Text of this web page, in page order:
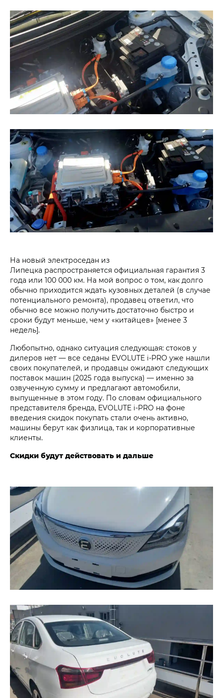
На новый электроседан из
Липецка распространяется официальная гарантия 3
года или 100 000 км. На мой вопрос о том, как долго
обычно приходится ждать кузовных деталей (в случае
потенциального ремонта), продавец ответил, что
обычно все можно получить достаточно быстро и
сроки будут меньше, чем у «китайцев» [менее 3
недель].
Любопытно, однако ситуация следующая: стоков у
дилеров нет — все седаны EVOLUTE i‑PRO уже нашли
своих покупателей, и продавцы ожидают следующих
поставок машин (2025 года выпуска) — именно за
озвученную сумму и предлагают автомобили,
выпущенные в этом году. По словам официального
представителя бренда, EVOLUTE i‑PRO на фоне
введения скидок покупать стали очень активно,
машины берут как физлица, так и корпоративные
клиенты.
Скидки будут действовать и дальше